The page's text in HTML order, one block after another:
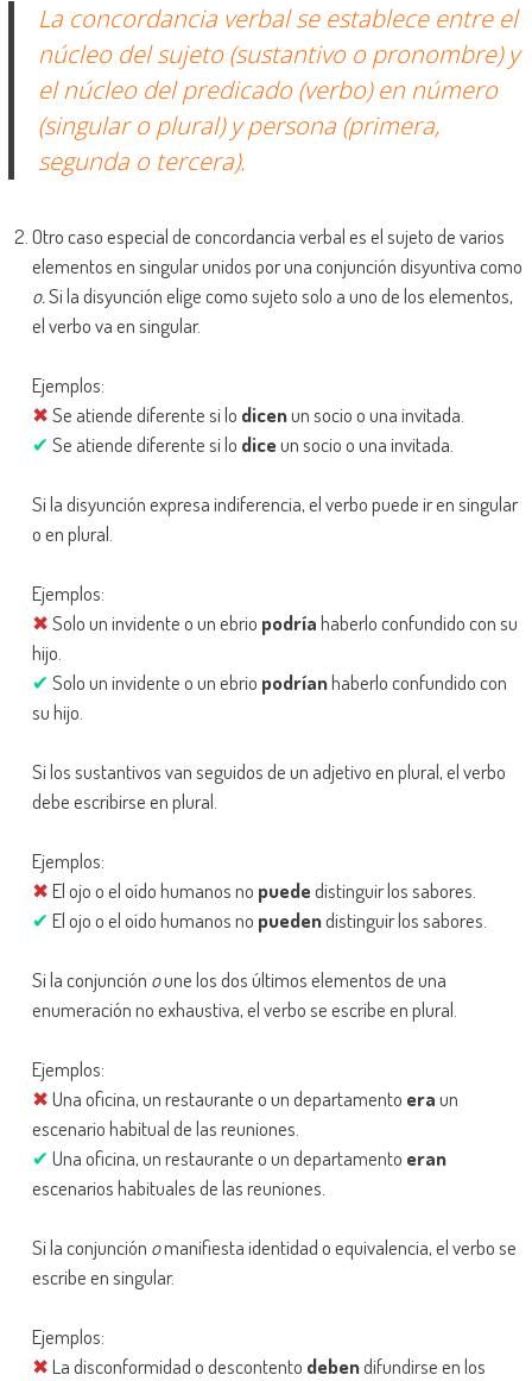
La concordancia verbal se establece entre el
núcleo del sujeto (sustantivo o pronombre) y
el núcleo del predicado (verbo) en número
(singular o plural) y persona (primera,
segunda o tercera).
Otro caso especial de concordancia verbal es el sujeto de varios
elementos en singular unidos por una conjunción disyuntiva como
o.Si la disyunción elige como sujeto solo a uno de los elementos,
el verbo va en singular.
Ejemplos:
✖Se atiende diferente si lo dicenun socio o una invitada.
✔Se atiende diferente si lo diceun socio o una invitada.
Si la disyunción expresa indiferencia, el verbo puede ir en singular
o en plural.
Ejemplos:
✖Solo un invidente o un ebrio podríahaberlo confundido con su
hijo.
✔Solo un invidente o un ebrio podríanhaberlo confundido con
su hijo.
Si los sustantivos van seguidos de un adjetivo en plural, el verbo
debe escribirse en plural.
Ejemplos:
✖El ojo o el oído humanos no puededistinguir los sabores.
✔El ojo o el oído humanos no puedendistinguir los sabores.
Si la conjunción oune los dos últimos elementos de una
enumeración no exhaustiva, el verbo se escribe en plural.
Ejemplos:
✖Una oficina, un restaurante o un departamento eraun
escenario habitual de las reuniones.
✔Una oficina, un restaurante o un departamento eran
escenarios habituales de las reuniones.
Si la conjunción omanifiesta identidad o equivalencia, el verbo se
escribe en singular.
Ejemplos:
✖La disconformidad o descontento debendifundirse en los